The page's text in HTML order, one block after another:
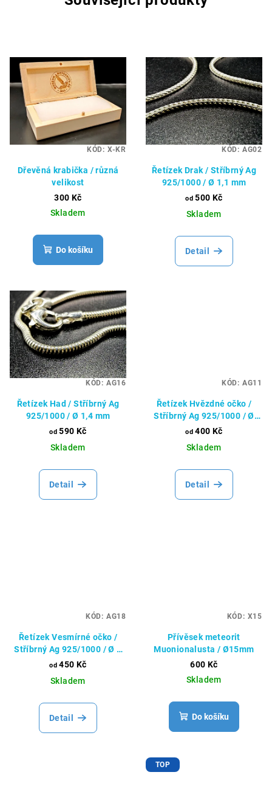
Dřevěná krabička / různá
velikost
300 Kč
Skladem
Do košíku
KÓD: X-KR
Řetízek Drak / Stříbrný Ag
925/1000 / Ø 1,1 mm
od 500 Kč
Skladem
Detail
KÓD: AG02
Řetízek Had / Stříbrný Ag
925/1000 / Ø 1,4 mm
od 590 Kč
Skladem
Detail
KÓD: AG16
Řetízek Hvězdné očko /
Stříbrný Ag 925/1000 / Ø
1,75 mm
od 400 Kč
Skladem
Detail
KÓD: AG11
Řetízek Vesmírné očko /
Stříbrný Ag 925/1000 / Ø 2
mm
od 450 Kč
Skladem
Detail
KÓD: AG18
Přívěsek meteorit
Muonionalusta / Ø15mm
600 Kč
Skladem
Do košíku
KÓD: X15
TOP